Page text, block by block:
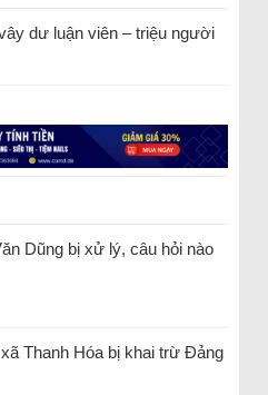
dư luận viên – triệu người
Dũng bị xử lý, câu hỏi nào
Thanh Hóa bị khai trừ Đảng